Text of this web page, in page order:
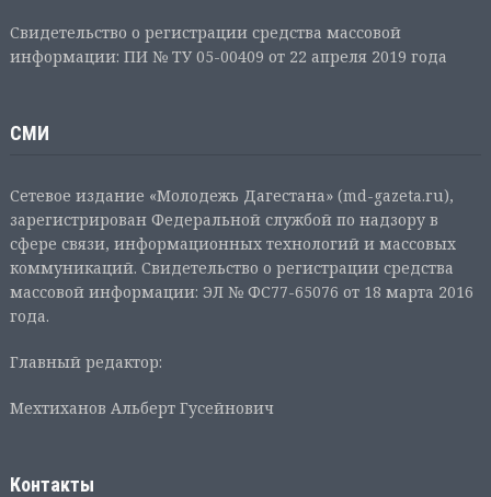
Свидетельство о регистрации средства массовой
информации: ПИ № ТУ 05-00409 от 22 апреля 2019 года
СМИ
Сетевое издание «Молодежь Дагестана» (md-gazeta.ru),
зарегистрирован Федеральной службой по надзору в
сфере связи, информационных технологий и массовых
коммуникаций. Свидетельство о регистрации средства
массовой информации: ЭЛ № ФС77-65076 от 18 марта 2016
года.
Главный редактор:
Мехтиханов Альберт Гусейнович
Контакты